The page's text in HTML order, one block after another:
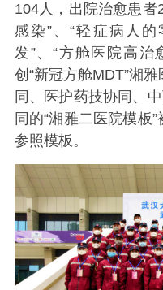
104人，出院治愈患者
感染”、“轻症病人
发”、“方舱医院高治
创“新冠方舱MDT”湘
同、医护药技协同、
同的“湘雅二医院模板
参照模板。